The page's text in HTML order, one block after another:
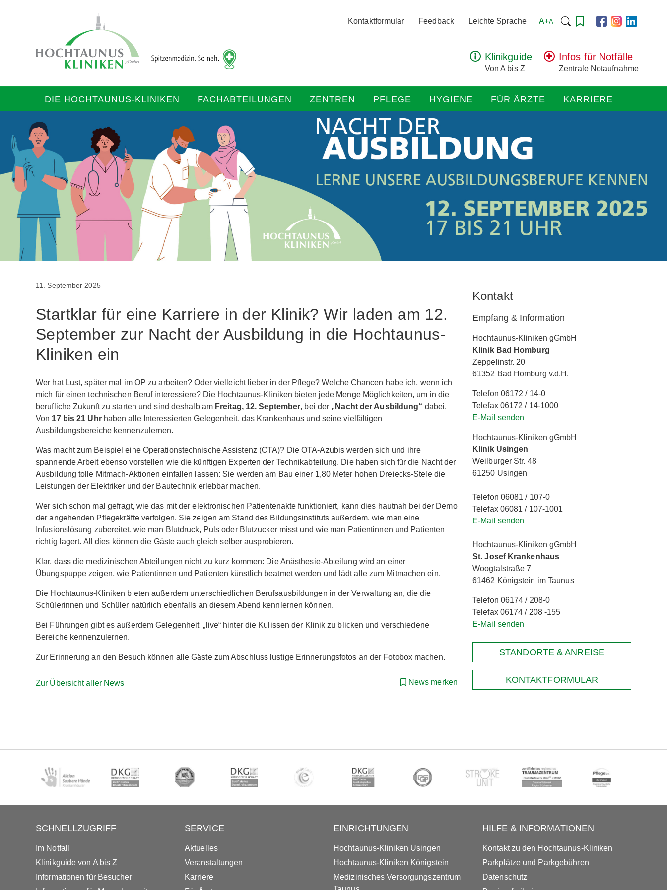
zur
Startseite
Kontaktformular Feedback Leichte Sprache A+A- Suchen
Klinikguide
Von A bis Z
Infos für Notfälle
Zentrale Notaufnahme
DIE HOCHTAUNUS-KLINIKEN FACHABTEILUNGEN ZENTREN PFLEGE HYGIENE FÜR ÄRZTE KARRIERE
11. September 2025
Startklar für eine Karriere in der Klinik? Wir laden am 12.
September zur Nacht der Ausbildung in die Hochtaunus-
Kliniken ein
Wer hat Lust, später mal im OP zu arbeiten? Oder vielleicht lieber in der Pflege? Welche Chancen habe ich, wenn ich
mich für einen technischen Beruf interessiere? Die Hochtaunus-Kliniken bieten jede Menge Möglichkeiten, um in die
berufliche Zukunft zu starten und sind deshalb am Freitag, 12. September, bei der „Nacht der Ausbildung“ dabei.
Von 17 bis 21 Uhrhaben alle Interessierten Gelegenheit, das Krankenhaus und seine vielfältigen
Ausbildungsbereiche kennenzulernen.
Was macht zum Beispiel eine Operationstechnische Assistenz (OTA)? Die OTA-Azubis werden sich und ihre
spannende Arbeit ebenso vorstellen wie die künftigen Experten der Technikabteilung. Die haben sich für die Nacht der
Ausbildung tolle Mitmach-Aktionen einfallen lassen: Sie werden am Bau einer 1,80 Meter hohen Dreiecks-Stele die
Leistungen der Elektriker und der Bautechnik erlebbar machen.
Wer sich schon mal gefragt, wie das mit der elektronischen Patientenakte funktioniert, kann dies hautnah bei der Demo
der angehenden Pflegekräfte verfolgen. Sie zeigen am Stand des Bildungsinstituts außerdem, wie man eine
Infusionslösung zubereitet, wie man Blutdruck, Puls oder Blutzucker misst und wie man Patientinnen und Patienten
richtig lagert. All dies können die Gäste auch gleich selber ausprobieren.
Klar, dass die medizinischen Abteilungen nicht zu kurz kommen: Die Anästhesie-Abteilung wird an einer
Übungspuppe zeigen, wie Patientinnen und Patienten künstlich beatmet werden und lädt alle zum Mitmachen ein.
Die Hochtaunus-Kliniken bieten außerdem unterschiedlichen Berufsausbildungen in der Verwaltung an, die die
Schülerinnen und Schüler natürlich ebenfalls an diesem Abend kennlernen können.
Bei Führungen gibt es außerdem Gelegenheit, „live“ hinter die Kulissen der Klinik zu blicken und verschiedene
Bereiche kennenzulernen.
Zur Erinnerung an den Besuch können alle Gäste zum Abschluss lustige Erinnerungsfotos an der Fotobox machen.
Zur Übersicht aller News News merken
Kontakt
Empfang & Information
Hochtaunus-Kliniken gGmbH
Klinik Bad Homburg
Zeppelinstr. 20
61352 Bad Homburg v.d.H.
Telefon 06172 / 14-0
Telefax 06172 / 14-1000
E-Mail senden
Hochtaunus-Kliniken gGmbH
Klinik Usingen
Weilburger Str. 48
61250 Usingen
Telefon 06081 / 107-0
Telefax 06081 / 107-1001
E-Mail senden
Hochtaunus-Kliniken gGmbH
St. Josef Krankenhaus
Woogtalstraße 7
61462 Königstein im Taunus
Telefon 06174 / 208-0
Telefax 06174 / 208 -155
E-Mail senden
STANDORTE & ANREISE
KONTAKTFORMULAR
SCHNELLZUGRIFF
Im Notfall
Klinikguide von A bis Z
Informationen für Besucher
SERVICE
Aktuelles
Veranstaltungen
Karriere
EINRICHTUNGEN
Hochtaunus-Kliniken Usingen
Hochtaunus-Kliniken Königstein
Medizinisches Versorgungszentrum
HILFE & INFORMATIONEN
Kontakt zu den Hochtaunus-Kliniken
Parkplätze und Parkgebühren
Datenschutz